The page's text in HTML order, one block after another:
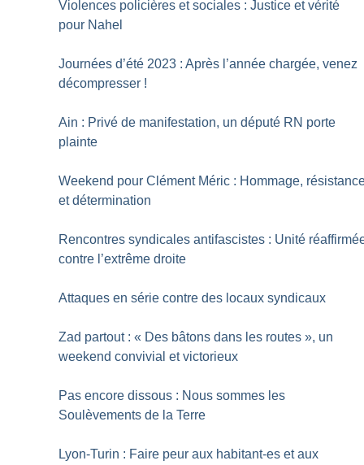
Violences policières et sociales : Justice et vérité
pour Nahel
Journées d’été 2023 : Après l’année chargée, venez
décompresser !
Ain : Privé de manifestation, un député RN porte
plainte
Weekend pour Clément Méric : Hommage,
et détermination
Rencontres syndicales antifascistes : Unité
contre l’extrême droite
Attaques en série contre des locaux syndicaux
Zad partout : « Des bâtons dans les routes », un
weekend convivial et victorieux
Pas encore dissous : Nous sommes les
Soulèvements de la Terre
Lyon-Turin : Faire peur aux habitant-es et aux